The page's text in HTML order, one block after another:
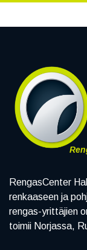
RengasCenter
renkaaseen ja
rengas-yrittäjien
toimii Norjassa,